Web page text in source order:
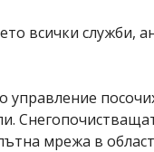
служби,
управление
мрежа в